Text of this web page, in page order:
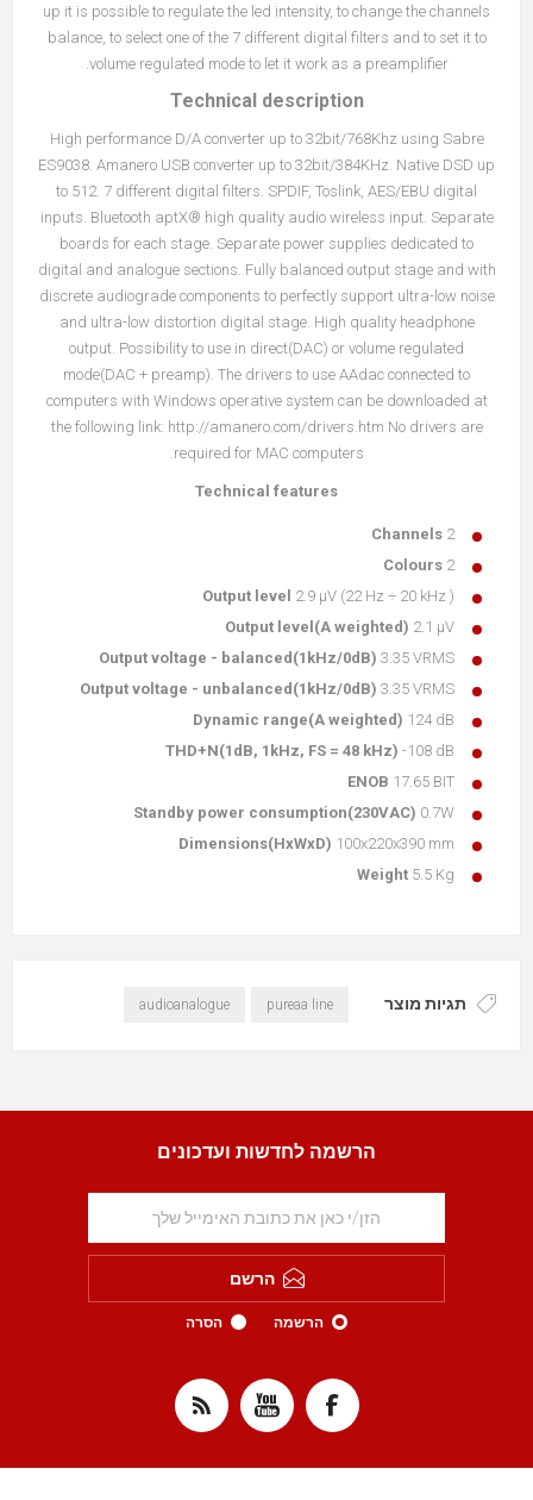
up it is possible to regulate the led intensity, to change the channels
balance, to select one of the 7 different digital filters and to set it to
volume regulated mode to let it work as a preamplifier.
Technical description
High performance D/A converter up to 32bit/768Khz using Sabre
ES9038. Amanero USB converter up to 32bit/384KHz. Native DSD up
to 512. 7 different digital filters. SPDIF, Toslink, AES/EBU digital
inputs. Bluetooth aptX® high quality audio wireless input. Separate
boards for each stage. Separate power supplies dedicated to
digital and analogue sections. Fully balanced output stage and with
discrete audiograde components to perfectly support ultra-low noise
and ultra-low distortion digital stage. High quality headphone
output. Possibility to use in direct(DAC) or volume regulated
mode(DAC + preamp). The drivers to use AAdac connected to
computers with Windows operative system can be downloaded at
the following link: http://amanero.com/drivers.htm No drivers are
required for MAC computers.
Technical features
Channels 2
Colours 2
Output level 2.9 µV (22 Hz ÷ 20 kHz )
Output level(A weighted) 2.1 µV
Output voltage - balanced(1kHz/0dB) 3.35 VRMS
Output voltage - unbalanced(1kHz/0dB) 3.35 VRMS
Dynamic range(A weighted) 124 dB
THD+N(1dB, 1kHz, FS = 48 kHz) -108 dB
ENOB 17.65 BIT
Standby power consumption(230VAC) 0.7W
Dimensions(HxWxD) 100x220x390 mm
Weight 5.5 Kg
תגיות מוצר pureaa line
audioanalogue
הרשמה לחדשות ועדכונים
הרשם
הרשמה הסרה